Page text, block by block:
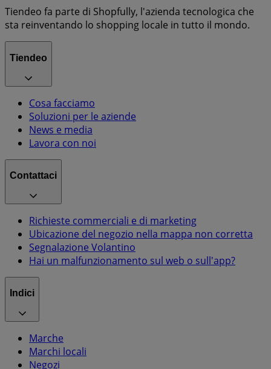
Tiendeo fa parte di Shopfully, l'azienda tecnologica che
sta reinventando lo shopping locale in tutto il mondo.
Tiendeo
Cosa facciamo
Soluzioni per le aziende
News e media
Lavora con noi
Contattaci
Richieste commerciali e di marketing
Ubicazione del negozio nella mappa non corretta
Segnalazione Volantino
Hai un malfunzionamento sul web o sull'app?
Indici
Marche
Marchi locali
Negozi